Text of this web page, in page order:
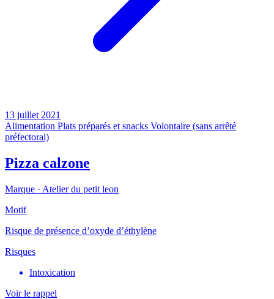
13 juillet 2021
Alimentation Plats préparés et snacks Volontaire (sans arrêté
préfectoral)
Pizza calzone
Marque · Atelier du petit leon
Motif
Risque de présence d’oxyde d’éthylène
Risques
Intoxication
Voir le rappel